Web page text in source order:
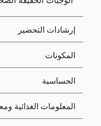
إرشادات التحضير
المكونات
الحساسية
المعلومات الغذائية